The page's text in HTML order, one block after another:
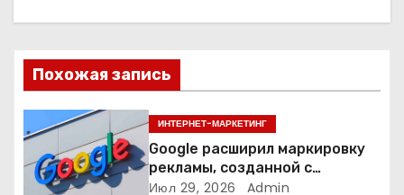
ц
и
я
п
о
Похожая запись
ИНТЕРНЕТ-МАРКЕТИНГ
Google расширил маркировку
рекламы, созданной с
помощью искусственного
Июл 29, 2026 Admin